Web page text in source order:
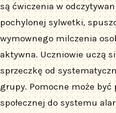
są ćwiczenia w
pochylonej sylwetki,
wymownego milczenia
aktywna. Uczniowie uczą
sprzeczkę od
grupy. Pomocne może
społecznej do systemu